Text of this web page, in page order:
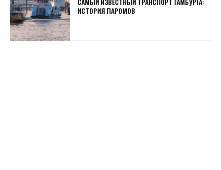
ИСТОРИЯ ПАРОМОВ